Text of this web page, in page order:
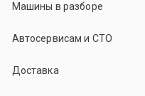
Машины в разборе
Автосервисам и СТО
Доставка